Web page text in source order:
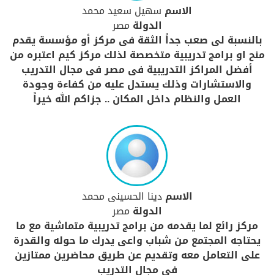
الاسم سهيل سعيد محمد
الدولة مصر
بالنسبة لى صعب جداً الثقة فى مركز أو مؤسسة يقدم
منح او برامج تدريبية متخصصة لذلك مركز كيم اعتبره من
أفضل المراكز التدريبية فى مصر فى مجال التدريب
والاستشارات وذلك يستدل عليه من كفاءة وجودة
العمل والنظام داخل المكان .. جزاكم الله خيراً
الاسمدينا الحسينى محمد
الدولة مصر
مركز رائع لما يقدمه من برامج تدريبية متماشية مع ما
يحتاجه المجتمع من شباب واعى يدرك ما حوله والقدرة
على التعامل معه وتقديم عن طريق محاضرين ممتازين
فى مجال التدريب